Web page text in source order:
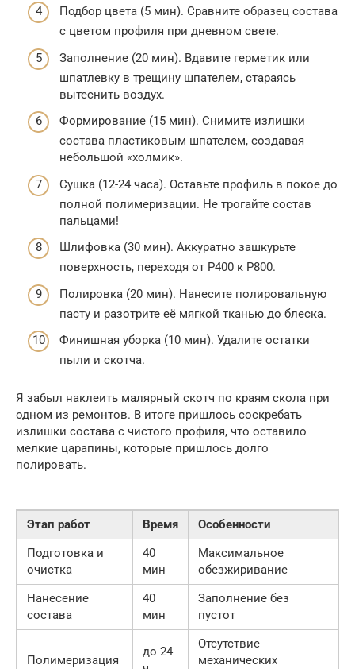
Подбор цвета (5 мин). Сравните образец состава
с цветом профиля при дневном свете.
Заполнение (20 мин). Вдавите герметик или
шпатлевку в трещину шпателем, стараясь
вытеснить воздух.
Формирование (15 мин). Снимите излишки
состава пластиковым шпателем, создавая
небольшой «холмик».
Сушка (12-24 часа). Оставьте профиль в покое до
полной полимеризации. Не трогайте состав
пальцами!
Шлифовка (30 мин). Аккуратно зашкурьте
поверхность, переходя от P400 к P800.
Полировка (20 мин). Нанесите полировальную
пасту и разотрите её мягкой тканью до блеска.
Финишная уборка (10 мин). Удалите остатки
пыли и скотча.
Я забыл наклеить малярный скотч по краям скола при
одном из ремонтов. В итоге пришлось соскребать
излишки состава с чистого профиля, что оставило
мелкие царапины, которые пришлось долго
полировать.
Этап работ Время
Особенности
Подготовка и
очистка
40
мин
Максимальное
обезжиривание
Нанесение
состава
40
мин
Заполнение без
пустот
Полимеризация
до 24
Отсутствие
механических